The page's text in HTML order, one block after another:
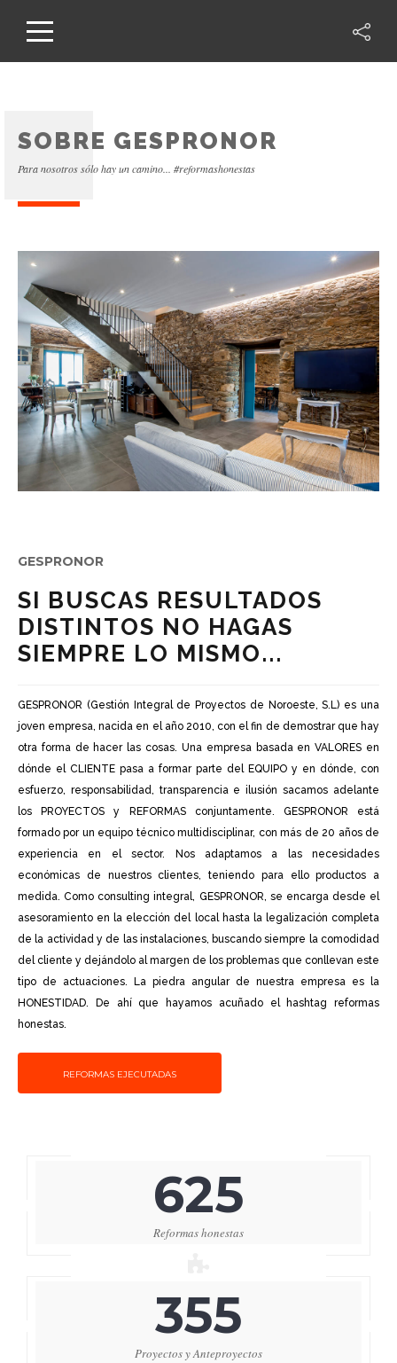
SOBRE GESPRONOR
Para nosotros sólo hay un camino... #reformashonestas
GESPRONOR
SI BUSCAS RESULTADOS
DISTINTOS NO HAGAS
SIEMPRE LO MISMO...
GESPRONOR (Gestión Integral de Proyectos de Noroeste, S.L) es una
joven empresa, nacida en el año 2010, con el fin de demostrar que hay
otra forma de hacer las cosas. Una empresa basada en VALORES en
dónde el CLIENTE pasa a formar parte del EQUIPO y en dónde, con
esfuerzo, responsabilidad, transparencia e ilusión sacamos adelante
los PROYECTOS y REFORMAS conjuntamente. GESPRONOR está
formado por un equipo técnico multidisciplinar, con más de 20 años de
experiencia en el sector. Nos adaptamos a las necesidades
económicas de nuestros clientes, teniendo para ello productos a
medida. Como consulting integral, GESPRONOR, se encarga desde el
asesoramiento en la elección del local hasta la legalización completa
de la actividad y de las instalaciones, buscando siempre la comodidad
del cliente y dejándolo al margen de los problemas que conllevan este
tipo de actuaciones. La piedra angular de nuestra empresa es la
HONESTIDAD. De ahí que hayamos acuñado el hashtag reformas
honestas.
REFORMAS EJECUTADAS
625
Reformas honestas
355
Proyectos y Anteproyectos